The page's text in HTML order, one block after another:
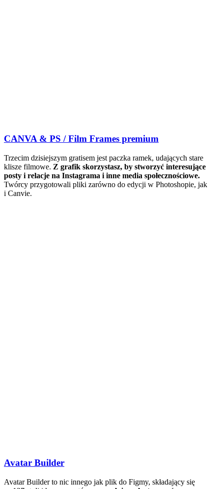
CANVA & PS / Film Frames premium
Trzecim dzisiejszym gratisem jest paczka ramek, udających stare
klisze filmowe. Z grafik skorzystasz, by stworzyć interesujące
posty i relacje na Instagrama i inne media społecznościowe.
Twórcy przygotowali pliki zarówno do edycji w Photoshopie, jak
i Canvie.
Avatar Builder
Avatar Builder to nic innego jak plik do Figmy, składający się